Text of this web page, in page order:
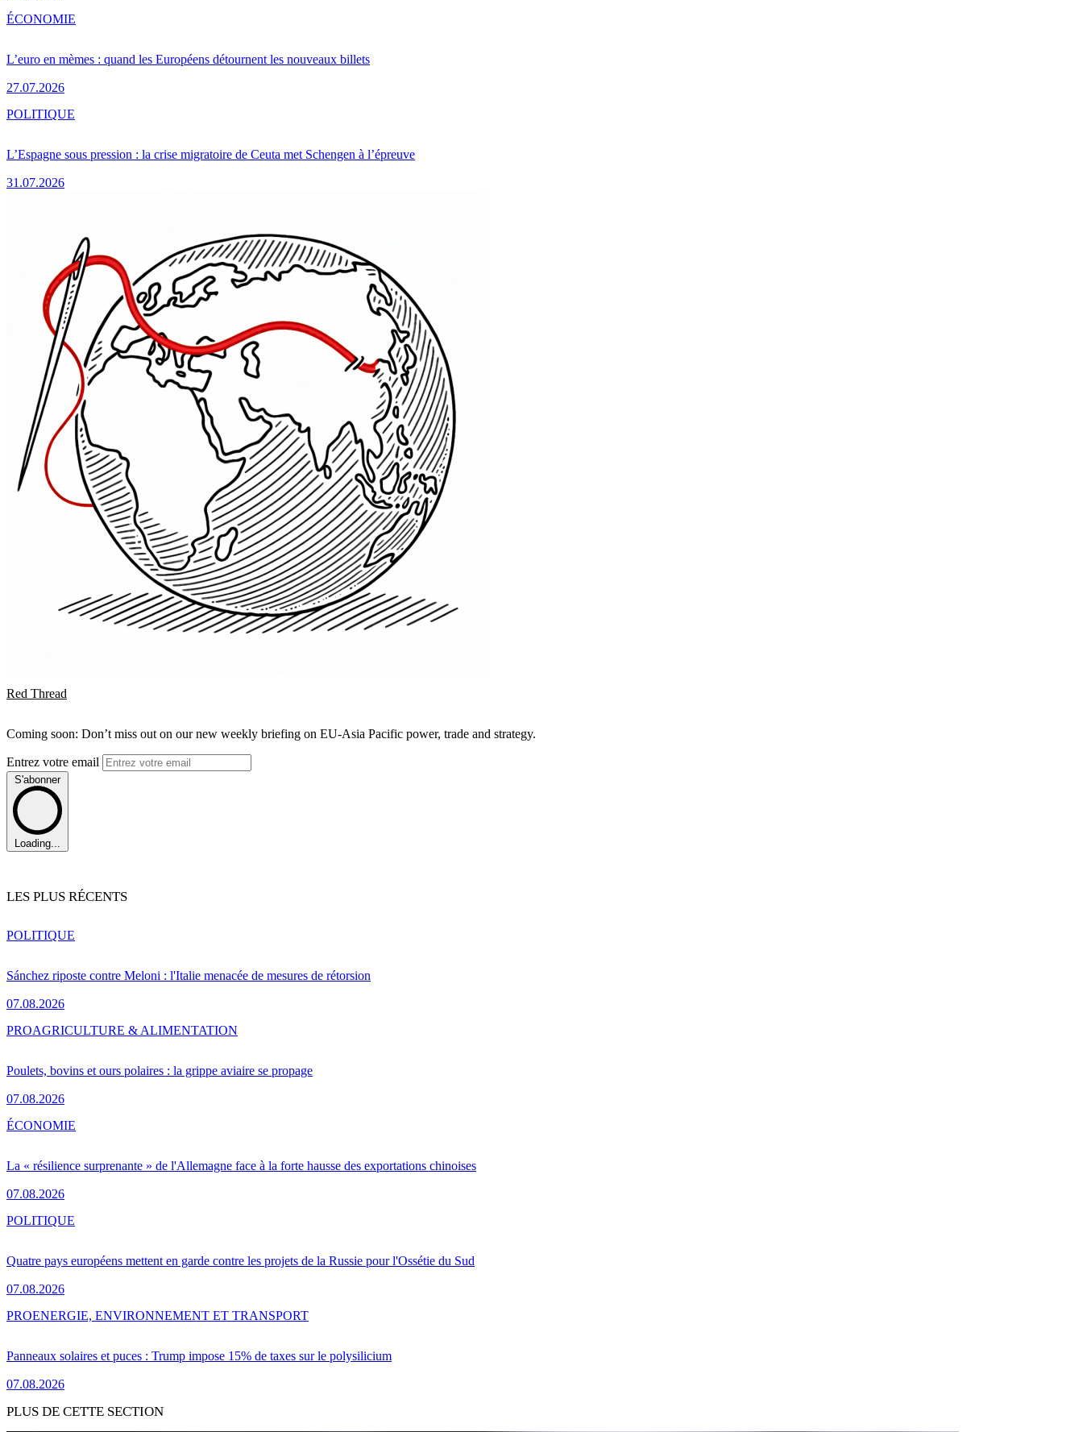
L’euro en mèmes : quand les Européens détournent les nouveaux billets
27.07.2026
ÉCONOMIE
L’Espagne sous pression : la crise migratoire de Ceuta met Schengen à l’épreuve
31.07.2026
POLITIQUE
Red Thread
Coming soon: Don’t miss out on our new weekly briefing on EU-Asia Pacific power, trade and strategy.
Entrez votre email
S'abonner
Loading...
LES PLUS RÉCENTS
Sánchez riposte contre Meloni : l'Italie menacée de mesures de rétorsion
07.08.2026
POLITIQUE
Poulets, bovins et ours polaires : la grippe aviaire se propage
07.08.2026
PROAGRICULTURE & ALIMENTATION
La « résilience surprenante » de l'Allemagne face à la forte hausse des exportations chinoises
07.08.2026
ÉCONOMIE
Quatre pays européens mettent en garde contre les projets de la Russie pour l'Ossétie du Sud
07.08.2026
POLITIQUE
Panneaux solaires et puces : Trump impose 15% de taxes sur le polysilicium
07.08.2026
PROENERGIE, ENVIRONNEMENT ET TRANSPORT
PLUS DE CETTE SECTION